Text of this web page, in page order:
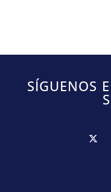
SÍGUENOS